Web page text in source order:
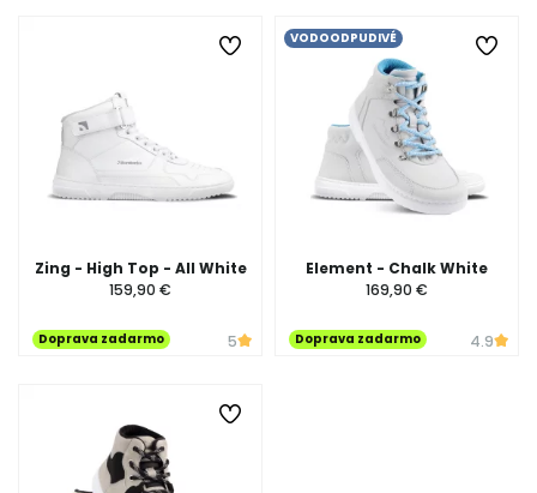
Zing - High Top - All White
159,90 €
Doprava zadarmo 5
VODOODPUDIVÉ
Element - Chalk White
169,90 €
Doprava zadarmo 4.9